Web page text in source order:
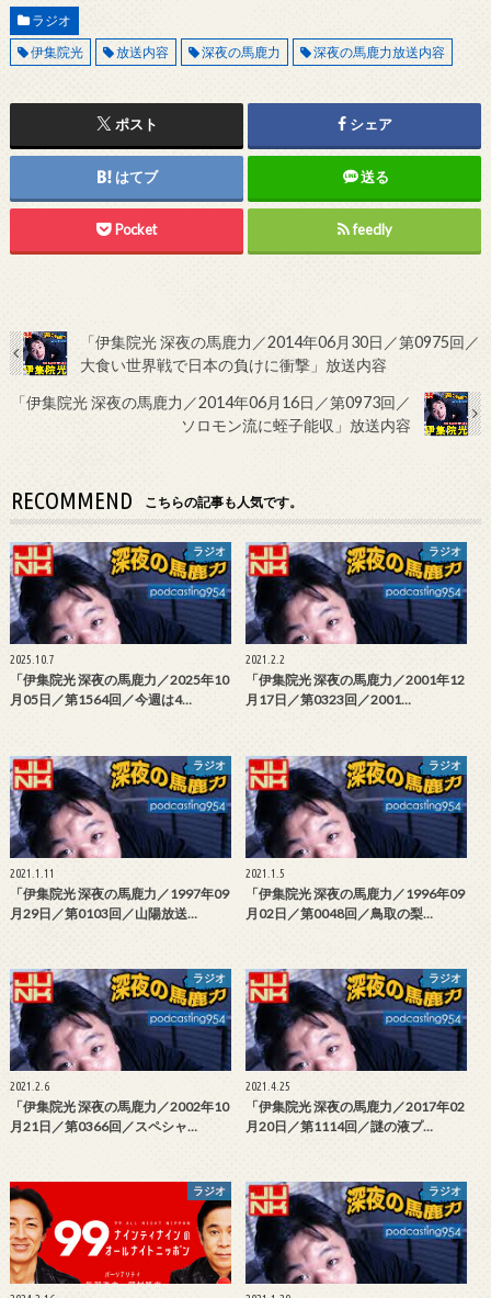
ラジオ
伊集院光
放送内容 深夜の馬鹿力 深夜の馬鹿力放送内容
ポスト シェア
はてブ 送る
Pocket feedly
「伊集院光 深夜の馬鹿力／2014年06月30日／第0975回／
大食い世界戦で日本の負けに衝撃」放送内容
「伊集院光 深夜の馬鹿力／2014年06月16日／第0973回／
ソロモン流に蛭子能収」放送内容
RECOMMEND こちらの記事も人気です。
ラジオ
2025.10.7
「伊集院光 深夜の馬鹿力／2025年10
月05日／第1564回／今週は4…
ラジオ
2021.2.2
「伊集院光 深夜の馬鹿力／2001年12
月17日／第0323回／2001…
ラジオ
2021.1.11
「伊集院光 深夜の馬鹿力／1997年09
月29日／第0103回／山陽放送…
ラジオ
2021.1.5
「伊集院光 深夜の馬鹿力／1996年09
月02日／第0048回／鳥取の梨…
ラジオ
2021.2.6
「伊集院光 深夜の馬鹿力／2002年10
月21日／第0366回／スペシャ…
ラジオ
2021.4.25
「伊集院光 深夜の馬鹿力／2017年02
月20日／第1114回／謎の液プ…
ラジオ ラジオ